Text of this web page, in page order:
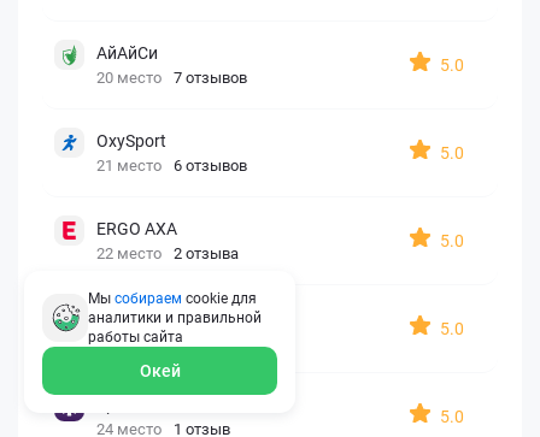
АйАйСи
20 место 7 отзывов
5.0
OxySport
21 место 6 отзывов
5.0
ERGO AXA
22 место 2 отзыва
5.0
Oxy Travel Premium
23 место 1 отзыв
5.0
24 место 1 отзыв
5.0
Мы собираем cookie для
аналитики и правильной
работы сайта
Окей